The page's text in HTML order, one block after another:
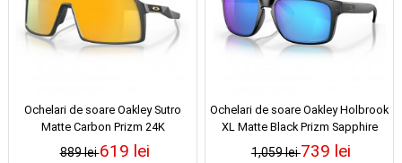
Ochelari de soare Oakley Sutro
Matte Carbon Prizm 24K
889 lei619 lei
Ochelari de soare Oakley Holbrook
XL Matte Black Prizm Sapphire
Polarized
1,059 lei739 lei